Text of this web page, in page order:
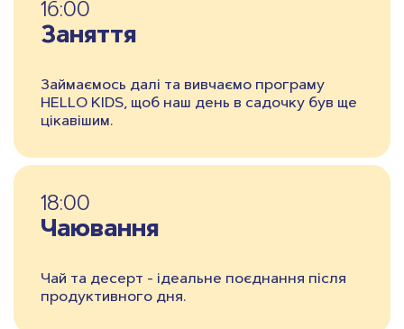
16:00
Заняття
Займаємось далі та вивчаємо програму
HELLO KIDS, щоб наш день в садочку був ще
цікавішим.
18:00
Чаювання
Чай та десерт - ідеальне поєднання після
продуктивного дня.